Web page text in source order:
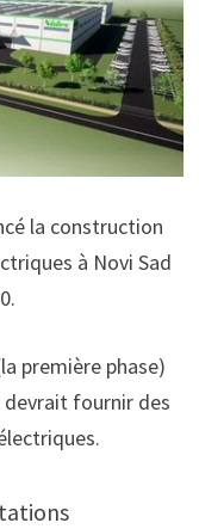
la construction
à Novi Sad
première phase)
fournir des